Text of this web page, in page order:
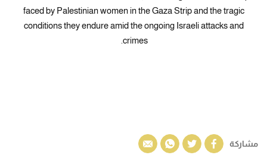
faced by Palestinian women in the Gaza Strip and the tragic
conditions they endure amid the ongoing Israeli attacks and
crimes.
مشاركة